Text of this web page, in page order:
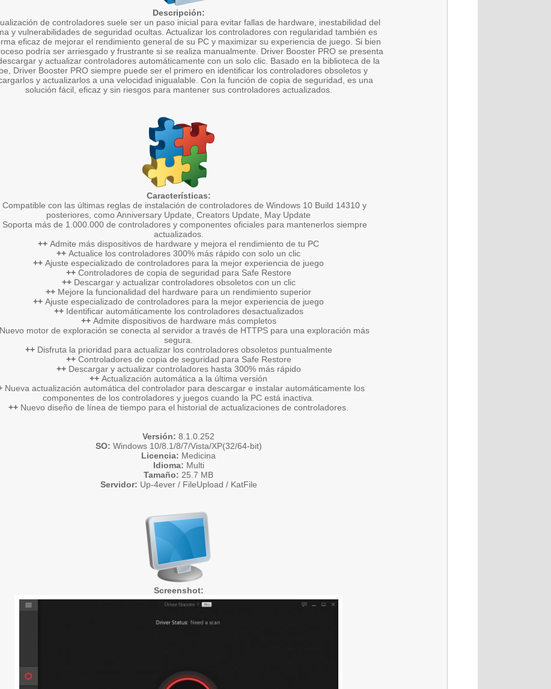
Descripción:
de controladores suele ser un paso inicial para evitar fallas de hardware, inestabilidad del
y vulnerabilidades de seguridad ocultas. Actualizar los controladores con regularidad también es
eficaz de mejorar el rendimiento general de su PC y maximizar su experiencia de juego. Si bien
podría ser arriesgado y frustrante si se realiza manualmente. Driver Booster PRO se presenta
y actualizar controladores automáticamente con un solo clic. Basado en la biblioteca de la
Driver Booster PRO siempre puede ser el primero en identificar los controladores obsoletos y
y actualizarlos a una velocidad inigualable. Con la función de copia de seguridad, es una
solución fácil, eficaz y sin riesgos para mantener sus controladores actualizados.
Características:
Compatible con las últimas reglas de instalación de controladores de Windows 10 Build 14310 y
posteriores, como Anniversary Update, Creators Update, May Update
Soporta más de 1.000.000 de controladores y componentes oficiales para mantenerlos siempre
actualizados.
++ Admite más dispositivos de hardware y mejora el rendimiento de tu PC
++ Actualice los controladores 300% más rápido con solo un clic
++ Ajuste especializado de controladores para la mejor experiencia de juego
++ Controladores de copia de seguridad para Safe Restore
++ Descargar y actualizar controladores obsoletos con un clic
++ Mejore la funcionalidad del hardware para un rendimiento superior
++ Ajuste especializado de controladores para la mejor experiencia de juego
++ Identificar automáticamente los controladores desactualizados
++ Admite dispositivos de hardware más completos
Nuevo motor de exploración se conecta al servidor a través de HTTPS para una exploración más
segura.
++ Disfruta la prioridad para actualizar los controladores obsoletos puntualmente
++ Controladores de copia de seguridad para Safe Restore
++ Descargar y actualizar controladores hasta 300% más rápido
++ Actualización automática a la última versión
Nueva actualización automática del controlador para descargar e instalar automáticamente los
componentes de los controladores y juegos cuando la PC está inactiva.
++ Nuevo diseño de línea de tiempo para el historial de actualizaciones de controladores.
Versión: 8.1.0.252
SO: Windows 10/8.1/8/7/Vista/XP(32/64-bit)
Licencia: Medicina
Idioma: Multi
Tamaño: 25.7 MB
Servidor: Up-4ever / FileUpload / KatFile
Screenshot: